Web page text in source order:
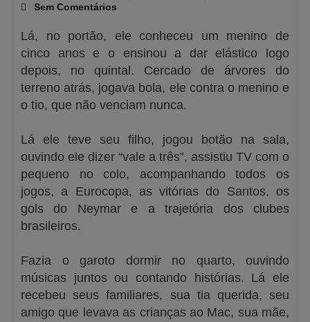
Sem Comentários
Lá, no portão, ele conheceu um menino de
cinco anos e o ensinou a dar elástico logo
depois, no quintal. Cercado de árvores do
terreno atrás, jogava bola, ele contra o menino e
o tio, que não venciam nunca.
Lá ele teve seu filho, jogou botão na sala,
ouvindo ele dizer “vale a três”, assistiu TV com o
pequeno no colo, acompanhando todos os
jogos, a Eurocopa, as vitórias do Santos, os
gols do Neymar e a trajetória dos clubes
brasileiros.
Fazia o garoto dormir no quarto, ouvindo
músicas juntos ou contando histórias. Lá ele
recebeu seus familiares, sua tia querida, seu
amigo que levava as crianças ao Mac, sua mãe,